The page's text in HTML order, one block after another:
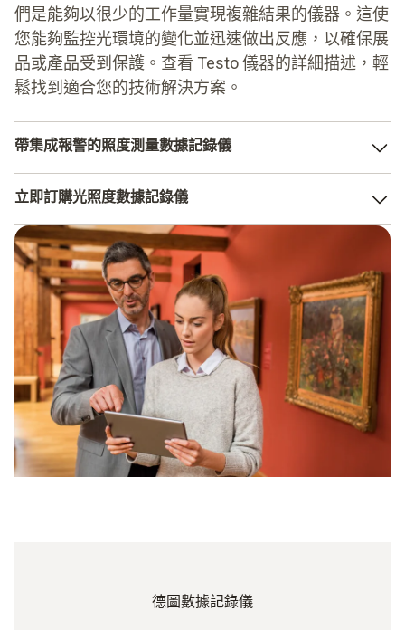
們是能夠以很少的工作量實現複雜結果的儀器。這使
您能夠監控光環境的變化並迅速做出反應，以確保展
品或產品受到保護。查看 Testo 儀器的詳細描述，輕
鬆找到適合您的技術解決方案。
帶集成報警的照度測量數據記錄儀
必對結果進行定期控制。假設您正在組織一個包括敏感展品
的展覽。安裝照度數據記錄儀並設置限值意味著您無需額外
支援即可使用儀器完成工作。它可按照定期間隔測量數值，
並在超出限值時觸發報警。
使用帶警報功能的光照數據記錄儀在何時更有意義？
限值方面有嚴格的指導原則
控制極敏感物品的環境
在無法持續控制的區域使用
立即訂購光照度數據記錄儀
紫外線記錄對貴公司或您工作的行業領域特別重要嗎？ 您
可以輕鬆快速地從德圖訂購儀器。我們的產品多樣，您不僅
可以獲得不同的儀器，還可以將它們組合使用。如果您不僅
要測量紫外線輻射，還要測量溫度或濕度，那這將是一個不
錯的選擇。
德圖數據記錄儀